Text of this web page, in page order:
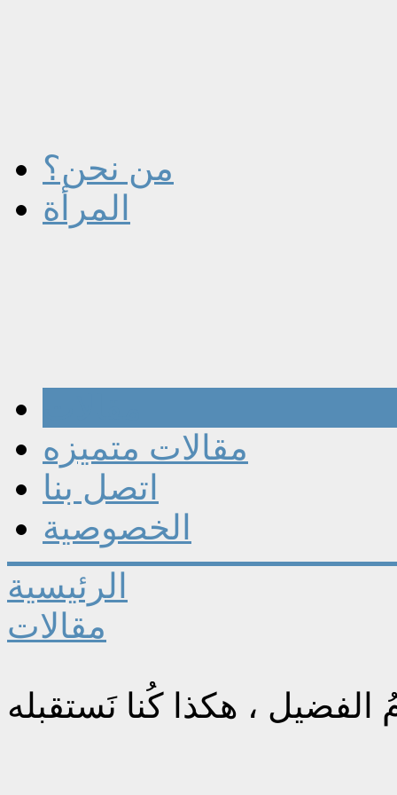
من نحن؟
المرأة
مقالات متميزه
اتصل بنا
الخصوصية
الرئيسية
مقالات
الفضيل ، هكذا كُنا نَستقبله